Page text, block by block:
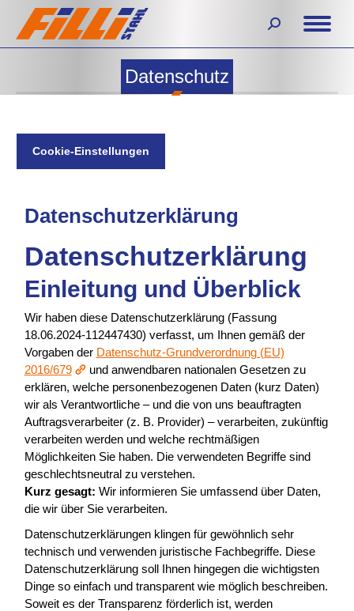
Search:
Datenschutz
Cookie-Einstellungen
Datenschutzerklärung
Datenschutzerklärung
Einleitung und Überblick
Wir haben diese Datenschutzerklärung (Fassung
18.06.2024-112447430) verfasst, um Ihnen gemäß der
Vorgaben der Datenschutz-Grundverordnung (EU)
2016/679
und anwendbaren nationalen Gesetzen zu
erklären, welche personenbezogenen Daten (kurz Daten)
wir als Verantwortliche – und die von uns beauftragten
Auftragsverarbeiter (z. B. Provider) – verarbeiten, zukünftig
verarbeiten werden und welche rechtmäßigen
Möglichkeiten Sie haben. Die verwendeten Begriffe sind
geschlechtsneutral zu verstehen.
Kurz gesagt: Wir informieren Sie umfassend über Daten,
die wir über Sie verarbeiten.
Datenschutzerklärungen klingen für gewöhnlich sehr
technisch und verwenden juristische Fachbegriffe. Diese
Datenschutzerklärung soll Ihnen hingegen die wichtigsten
Dinge so einfach und transparent wie möglich beschreiben.
Soweit es der Transparenz förderlich ist, werden